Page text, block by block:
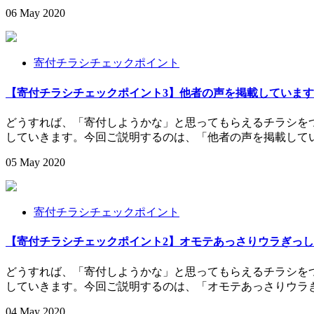
06 May 2020
寄付チラシチェックポイント
【寄付チラシチェックポイント3】他者の声を掲載していま
どうすれば、「寄付しようかな」と思ってもらえるチラシ
していきます。今回ご説明するのは、「他者の声を掲載し
05 May 2020
寄付チラシチェックポイント
【寄付チラシチェックポイント2】オモテあっさりウラぎっ
どうすれば、「寄付しようかな」と思ってもらえるチラシ
していきます。今回ご説明するのは、「オモテあっさりウ
04 May 2020